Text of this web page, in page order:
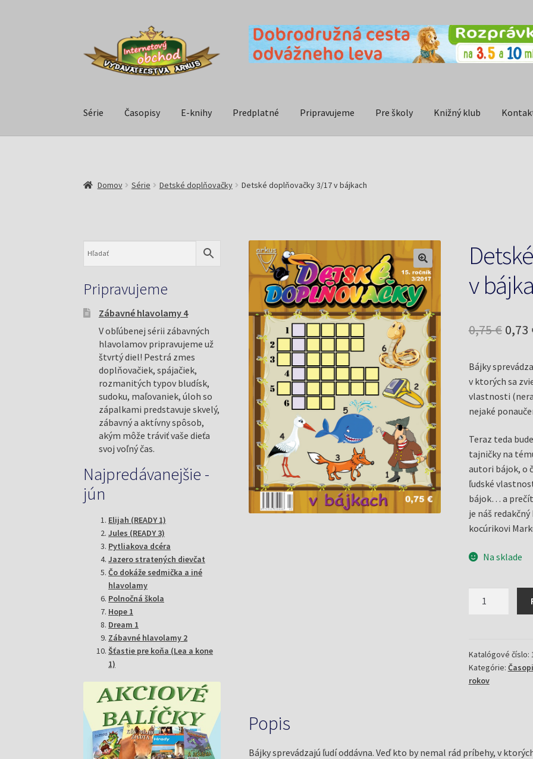
Série Časopisy E-knihy Predplatné Pripravujeme Pre školy Knižný klub
Domov Série Detské doplňovačky Detské doplňovačky 3/17 v bájkach
v
0,75€
bola:
0,75
0,73
Bájky
v ktorých sa
vlastnosti
nejaké
Teraz teda
tajničky na
autori bájok, o
ľudské
bájok… a
je náš
kocúrikovi
Na sklade
v
bájkach
Katalógové číslo:
Kategórie:
rokov
Popis
Bájky sprevádzajú ľudí oddávna. Veď kto by nemal rád príbehy, v
Pripravujeme
Zábavné hlavolamy 4
V obľúbenej sérii zábavných
hlavolamov pripravujeme už
štvrtý diel! Pestrá zmes
doplňovačiek, spájačiek,
rozmanitých typov bludísk,
sudoku, maľovaniek, úloh so
zápalkami predstavuje skvelý,
zábavný a aktívny spôsob,
akým môže tráviť vaše dieťa
svoj voľný čas.
Najpredávanejšie -
jún
Elijah (READY 1)
Jules (READY 3)
Pytliakova dcéra
Jazero stratených dievčat
Čo dokáže sedmička a iné
hlavolamy
Polnočná škola
Hope 1
Dream 1
Zábavné hlavolamy 2
Šťastie pre koňa (Lea a kone
1)